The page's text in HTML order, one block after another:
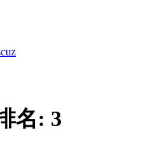
名: 3